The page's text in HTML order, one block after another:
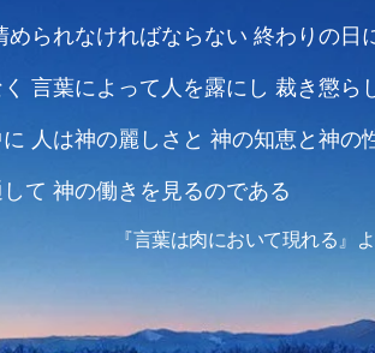
められなければならない 終わりの日
言葉によって人を露にし 裁き懲ら
人は神の麗しさと 神の知恵と神の
て 神の働きを見るのである
『言葉は肉において現れる』